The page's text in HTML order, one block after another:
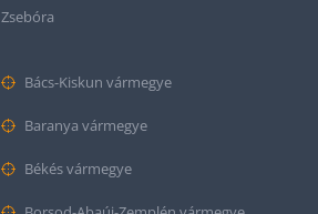
Zsebóra
Bács-Kiskun vármegye
Baranya vármegye
Békés vármegye